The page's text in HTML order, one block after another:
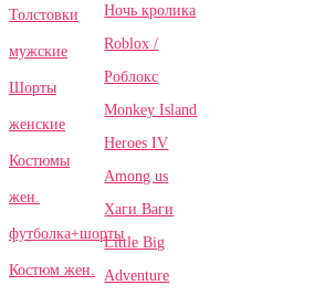
Толстовки
мужские
Шорты
женские
Костюмы
жен.
футболка+шорты
Костюм жен.
Ночь кролика
Roblox /
Роблокс
Monkey Island
Heroes IV
Among us
Хаги Ваги
Little Big
Adventure